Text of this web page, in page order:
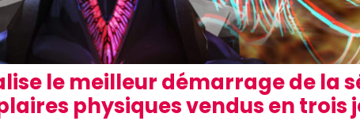
le meilleur démarrage de la
physiques vendus en trois